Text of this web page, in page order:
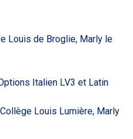
Louis de Broglie, Marly le
Italien LV3 et Latin
Louis Lumière, Marly